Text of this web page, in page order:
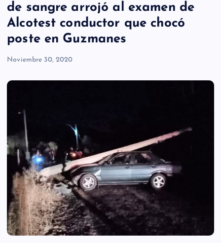
de sangre arrojó al examen de
Alcotest conductor que chocó
poste en Guzmanes
Noviembre 30, 2020